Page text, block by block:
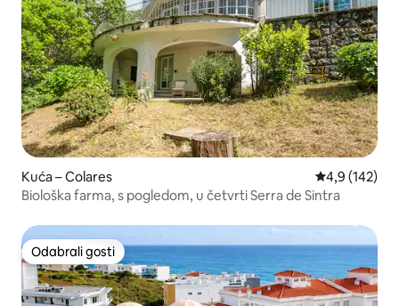
Kuća – Colares Prosječna
4,9 (142)
Biološka farma, s pogledom, u četvrti Serra de Sintra
Odabrali gosti
Odabrali gosti